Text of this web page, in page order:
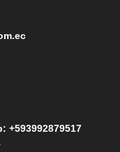
+593992879517